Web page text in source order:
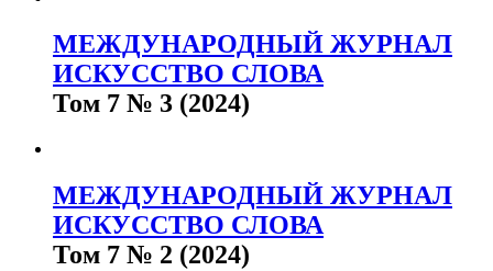
МЕЖДУНАРОДНЫЙ ЖУРНАЛ
ИСКУССТВО СЛОВА
Том 7 № 3 (2024)
МЕЖДУНАРОДНЫЙ ЖУРНАЛ
ИСКУССТВО СЛОВА
Том 7 № 2 (2024)